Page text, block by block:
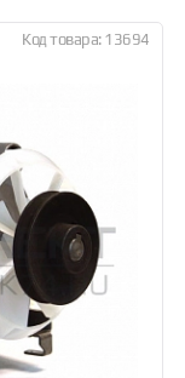
Код товара: 13694